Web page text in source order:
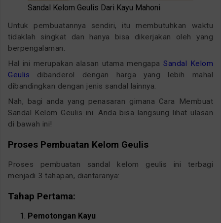
Sandal Kelom Geulis Dari Kayu Mahoni
Untuk pembuatannya sendiri, itu membutuhkan waktu
tidaklah singkat dan hanya bisa dikerjakan oleh yang
berpengalaman.
Hal ini merupakan alasan utama mengapaSandal Kelom
Geulis dibanderol dengan harga yang lebih mahal
dibandingkan dengan jenis sandal lainnya.
Nah, bagi anda yang penasaran gimana Cara Membuat
Sandal Kelom Geulis ini. Anda bisa langsung lihat ulasan
di bawah ini!
Proses Pembuatan Kelom Geulis
Proses pembuatan sandal kelom geulis ini terbagi
menjadi 3 tahapan, diantaranya:
Tahap Pertama:
Pemotongan Kayu